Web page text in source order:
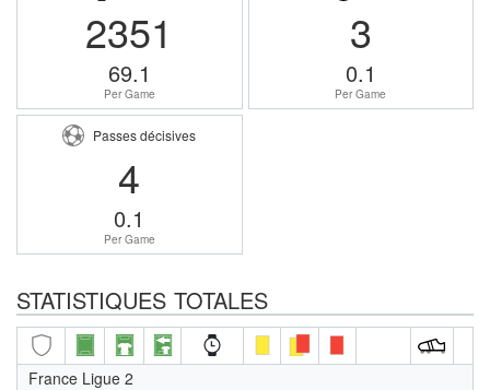
2351
69.1
Per Game
3
0.1
Per Game
Passes décisives
4
0.1
Per Game
STATISTIQUES TOTALES
France Ligue 2